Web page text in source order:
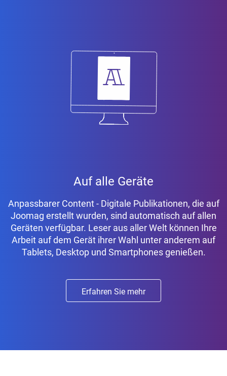
Auf alle Geräte
Anpassbarer Content - Digitale Publikationen, die auf
Joomag erstellt wurden, sind automatisch auf allen
Geräten verfügbar. Leser aus aller Welt können Ihre
Arbeit auf dem Gerät ihrer Wahl unter anderem auf
Tablets, Desktop und Smartphones genießen.
Erfahren Sie mehr